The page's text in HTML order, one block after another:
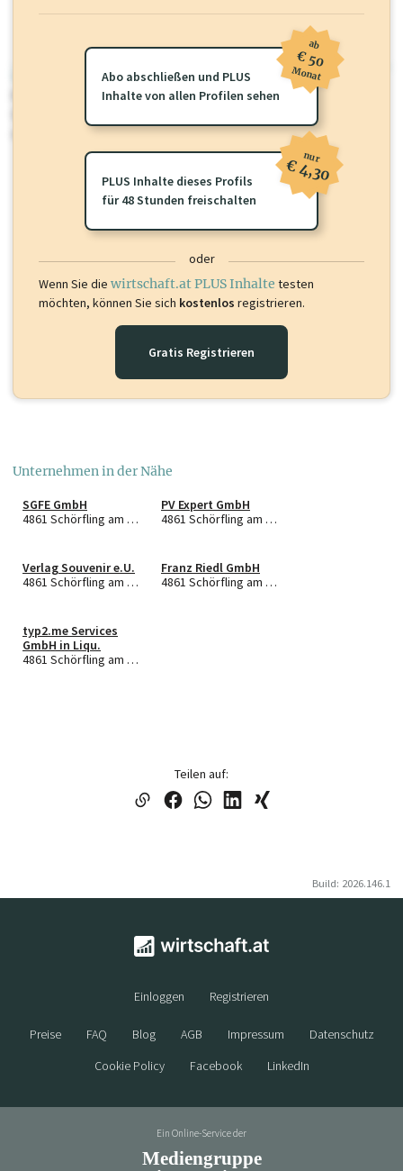
wirtschaft.at PLUS
Für dieses Profil gibt es zusätzlichewirtschaft.at PLUS Inhalte
oder loggen Sie sich ein um diese Inhalte zu sehen.
Abo abschließen und PLUS
Inhalte von allen Profilen sehen
ab
€ 50
Monat
PLUS Inhalte dieses Profils
für 48 Stunden freischalten
nur
€ 4,30
oder
Wenn Sie die wirtschaft.at PLUS Inhalte testen
möchten, können Sie sich kostenlos registrieren.
Gratis Registrieren
Unternehmen in der Nähe
SGFE GmbH
4861 Schörfling am Attersee
PV Expert GmbH
4861 Schörfling am Attersee
Verlag Souvenir e.U.
4861 Schörfling am Attersee
Franz Riedl GmbH
4861 Schörfling am Attersee
typ2.me Services
GmbH in Liqu.
4861 Schörfling am Attersee
Teilen auf:
Build: 2026.146.1
Einloggen Registrieren
Preise FAQ Blog AGB Impressum
Datenschutz
Cookie Policy
Facebook LinkedIn
Ein Online-Service der
Mediengruppe